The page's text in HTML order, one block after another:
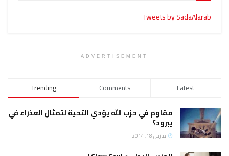
Tweets by SadaAlarab
ADVERTISEMENT
Trending Comments Latest
مقاوم في حزب الله يؤدي التحية لتمثال العذراء في
يبرود؟
مارس 18, 2014